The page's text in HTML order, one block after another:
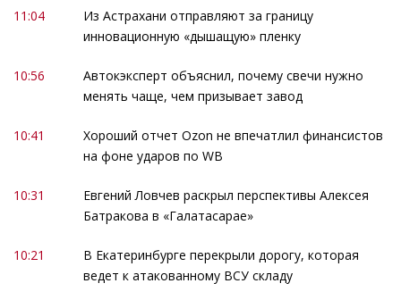
11:04
Из Астрахани отправляют за границу
инновационную «дышащую» пленку
10:56
Автокэксперт объяснил, почему свечи нужно
менять чаще, чем призывает завод
10:41
Хороший отчет Ozon не впечатлил финансистов
на фоне ударов по WB
10:31
Евгений Ловчев раскрыл перспективы Алексея
Батракова в «Галатасарае»
10:21
В Екатеринбурге перекрыли дорогу, которая
ведет к атакованному ВСУ складу